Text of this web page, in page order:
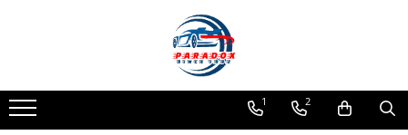
ACCESORII AUTO
Abtibild / Sticker Auto
1 2